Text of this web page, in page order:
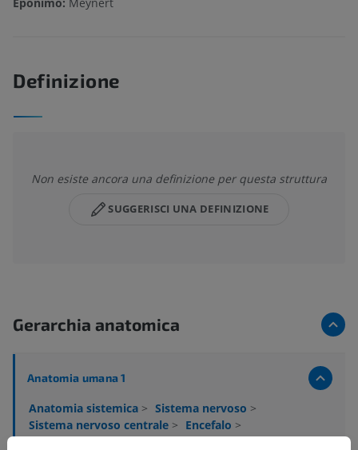
Eponimo: Meynert
Definizione
Non esiste ancora una definizione per questa struttura
SUGGERISCI UNA DEFINIZIONE
Gerarchia anatomica
Anatomia umana 1
Anatomia sistemica > Sistema nervoso >
Sistema nervoso centrale > Encefalo >
Prosencefalo> Diencefalo> Epitalamo>